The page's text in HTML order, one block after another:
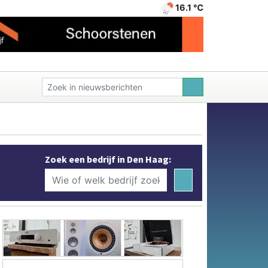
16.1 ℃
Zoek een bedrijf in Den Haag: